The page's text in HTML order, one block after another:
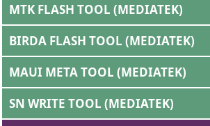
MTK FLASH TOOL (MEDIATEK)
BIRDA FLASH TOOL (MEDIATEK)
MAUI META TOOL (MEDIATEK)
SN WRITE TOOL (MEDIATEK)